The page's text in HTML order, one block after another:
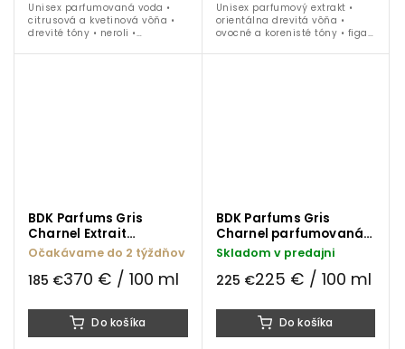
Unisex parfumovaná voda •
citrusová a kvetinová vôňa •
drevité tóny • neroli •
eukalyptus • jazmín • pižmo •
Unisex parfumový extrakt •
orientálna drevitá vôňa •
ovocné a korenisté tóny • figa •
céder • santalové drevo •
BDK Parfums Gris
Charnel Extrait
parfumový extrakt 50
Očakávame do 2 týždňov
185 €370 € / 100 ml
Do košíka
BDK Parfums Gris
Charnel parfumovaná
voda 100 ml
Skladom v predajni
225 €225 € / 100 ml
Do košíka